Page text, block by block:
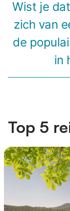
Wist je
zich van
de
in
Top 5